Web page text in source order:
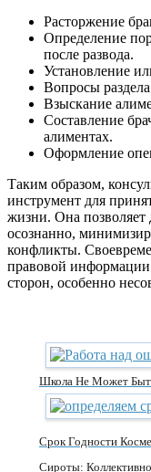
Расторжение
Определение
после развода.
Установление
Вопросы
Взыскание
Составление
алиментах.
Оформление
Таким образом,
инструмент для
жизни. Она позволяет
осознанно,
конфликты.
правовой информации
сторон, особенно
Школа Не Может
Срок Годности
Сироты: